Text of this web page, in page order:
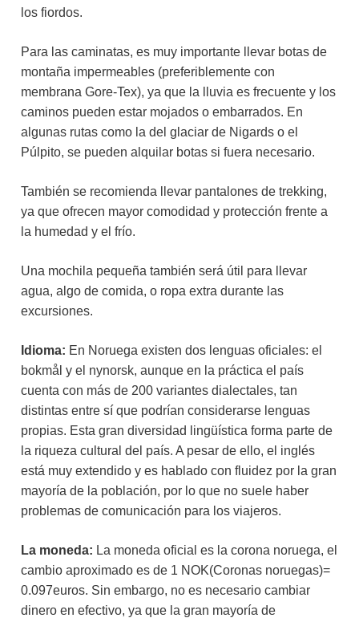
los fiordos.
Para las caminatas, es muy importante llevar botas de
montaña impermeables (preferiblemente con
membrana Gore-Tex), ya que la lluvia es frecuente y los
caminos pueden estar mojados o embarrados. En
algunas rutas como la del glaciar de Nigards o el
Púlpito, se pueden alquilar botas si fuera necesario.
También se recomienda llevar pantalones de trekking,
ya que ofrecen mayor comodidad y protección frente a
la humedad y el frío.
Una mochila pequeña también será útil para llevar
agua, algo de comida, o ropa extra durante las
excursiones.
Idioma: En Noruega existen dos lenguas oficiales: el
bokmål y el nynorsk, aunque en la práctica el país
cuenta con más de 200 variantes dialectales, tan
distintas entre sí que podrían considerarse lenguas
propias. Esta gran diversidad lingüística forma parte de
la riqueza cultural del país. A pesar de ello, el inglés
está muy extendido y es hablado con fluidez por la gran
mayoría de la población, por lo que no suele haber
problemas de comunicación para los viajeros.
La moneda: La moneda oficial es la corona noruega, el
cambio aproximado es de 1 NOK(Coronas noruegas)=
0.097euros. Sin embargo, no es necesario cambiar
dinero en efectivo, ya que la gran mayoría de